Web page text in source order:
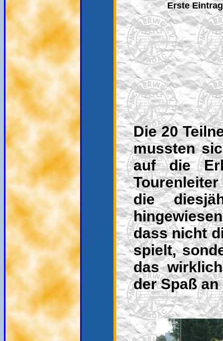
Erste
Die 20
mussten
auf die
die
dass nicht
spielt,
das
der Spaß